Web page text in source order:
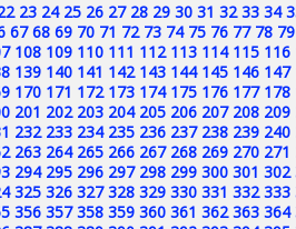
23 24 25 26 27 28 29 30 31 32 33 34
67 68 69 70 71 72 73 74 75 76 77 78 79
108 109 110 111 112 113 114 115 116
139 140 141 142 143 144 145 146 147
170 171 172 173 174 175 176 177 178
201 202 203 204 205 206 207 208 209
232 233 234 235 236 237 238 239 240
263 264 265 266 267 268 269 270 271
294 295 296 297 298 299 300 301 302
325 326 327 328 329 330 331 332 333
356 357 358 359 360 361 362 363 364